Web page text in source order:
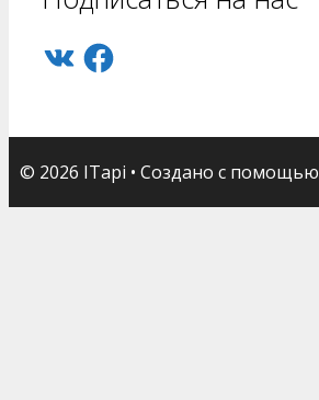
VK Facebook
© 2026 ITapi • Создано с помощью